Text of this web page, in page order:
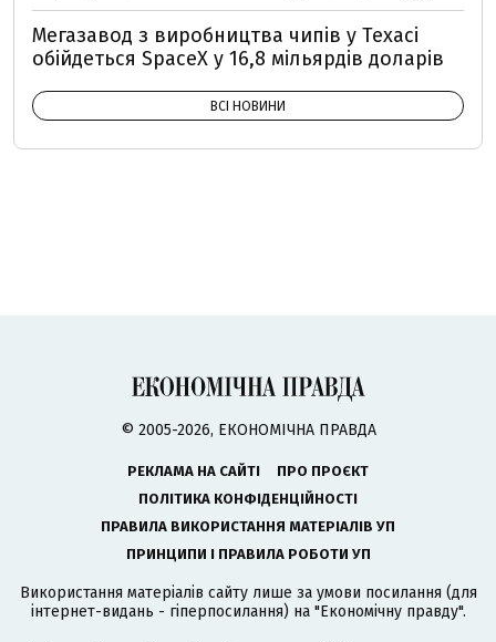
Мегазавод з виробництва чипів у Техасі
обійдеться SpaceX у 16,8 мільярдів доларів
ВСІ НОВИНИ
© 2005-2026, ЕКОНОМІЧНА ПРАВДА
РЕКЛАМА НА САЙТІ
ПРО ПРОЄКТ
ПОЛІТИКА КОНФІДЕНЦІЙНОСТІ
ПРАВИЛА ВИКОРИСТАННЯ МАТЕРІАЛІВ УП
ПРИНЦИПИ І ПРАВИЛА РОБОТИ УП
Використання матеріалів сайту лише за умови посилання (для
інтернет-видань - гіперпосилання) на "Економічну правду".